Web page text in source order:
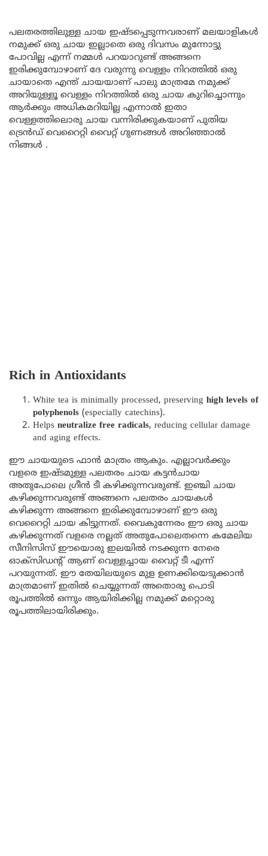
പലതരത്തിലുള്ള ചായ ഇഷ്ടപ്പെടുന്നവരാണ് മലയാളികൾ
നമുക്ക് ഒരു ചായ ഇല്ലാതെ ഒരു ദിവസം മുന്നോട്ടു
പോവില്ല എന്ന് നമ്മൾ പറയാറുണ്ട് അങ്ങനെ
ഇരിക്കുമ്പോഴാണ് ദേ വരുന്നു വെള്ളം നിറത്തിൽ ഒരു
ചായാതെ എന്ത് ചായയാണ് പാലു മാത്രമേ നമുക്ക്
അറിയുള്ളൂ വെള്ളം നിറത്തിൽ ഒരു ചായ കുറിച്ചൊന്നും
ആർക്കും അധികമറിയില്ല എന്നാൽ ഇതാ
വെള്ളത്തിലൊരു ചായ വന്നിരിക്കുകയാണ് പുതിയ
ട്രെൻഡ് വെറൈറ്റി വൈറ്റ് ഗുണങ്ങൾ അറിഞ്ഞാൽ
നിങ്ങൾ .
Rich in Antioxidants
White tea is minimally processed, preserving high levels of
polyphenols (especially catechins).
Helps neutralize free radicals, reducing cellular damage
and aging effects.
ഈ ചായയുടെ ഫാൻ മാത്രം ആകും. എല്ലാവർക്കും
വളരെ ഇഷ്ടമുള്ള പലതരം ചായ കട്ടൻചായ
അതുപോലെ ഗ്രീൻ ടീ കഴിക്കുന്നവരുണ്ട്. ഇഞ്ചി ചായ
കഴിക്കുന്നവരുണ്ട് അങ്ങനെ പലതരം ചായകൾ
കഴിക്കുന്ന അങ്ങനെ ഇരിക്കുമ്പോഴാണ് ഈ ഒരു
വെറൈറ്റി ചായ കിട്ടുന്നത്. വൈകുന്നേരം ഈ ഒരു ചായ
കഴിക്കുന്നത് വളരെ നല്ലത് അതുപോലെതന്നെ കമേലിയ
സീനിസിസ് ഈയൊരു ഇലയിൽ നടക്കുന്ന നേരെ
ഓക്സിഡന്റ് ആണ് വെള്ളച്ചായ വൈറ്റ് ടീ എന്ന്
പറയുന്നത്. ഈ തേയിലയുടെ മുള ഉണക്കിയെടുക്കാൻ
മാത്രമാണ് ഇതിൽ ചെയ്യുന്നത് അതൊരു പൊടി
രൂപത്തിൽ ഒന്നും ആയിരിക്കില്ല നമുക്ക് മറ്റൊരു
രൂപത്തിലായിരിക്കും.